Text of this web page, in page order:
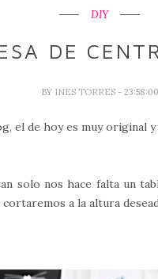
DIY
DE
BY INES TORRES - 23:58:00
el de hoy es muy original
solo nos hace falta un
cortaremos a la altura